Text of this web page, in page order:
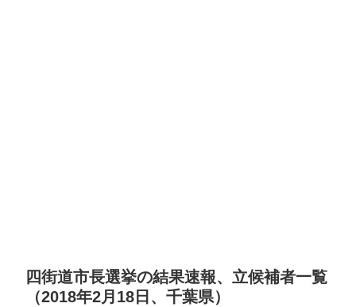
四街道市長選挙の結果速報、立候補者一覧
（2018年2月18日、千葉県）